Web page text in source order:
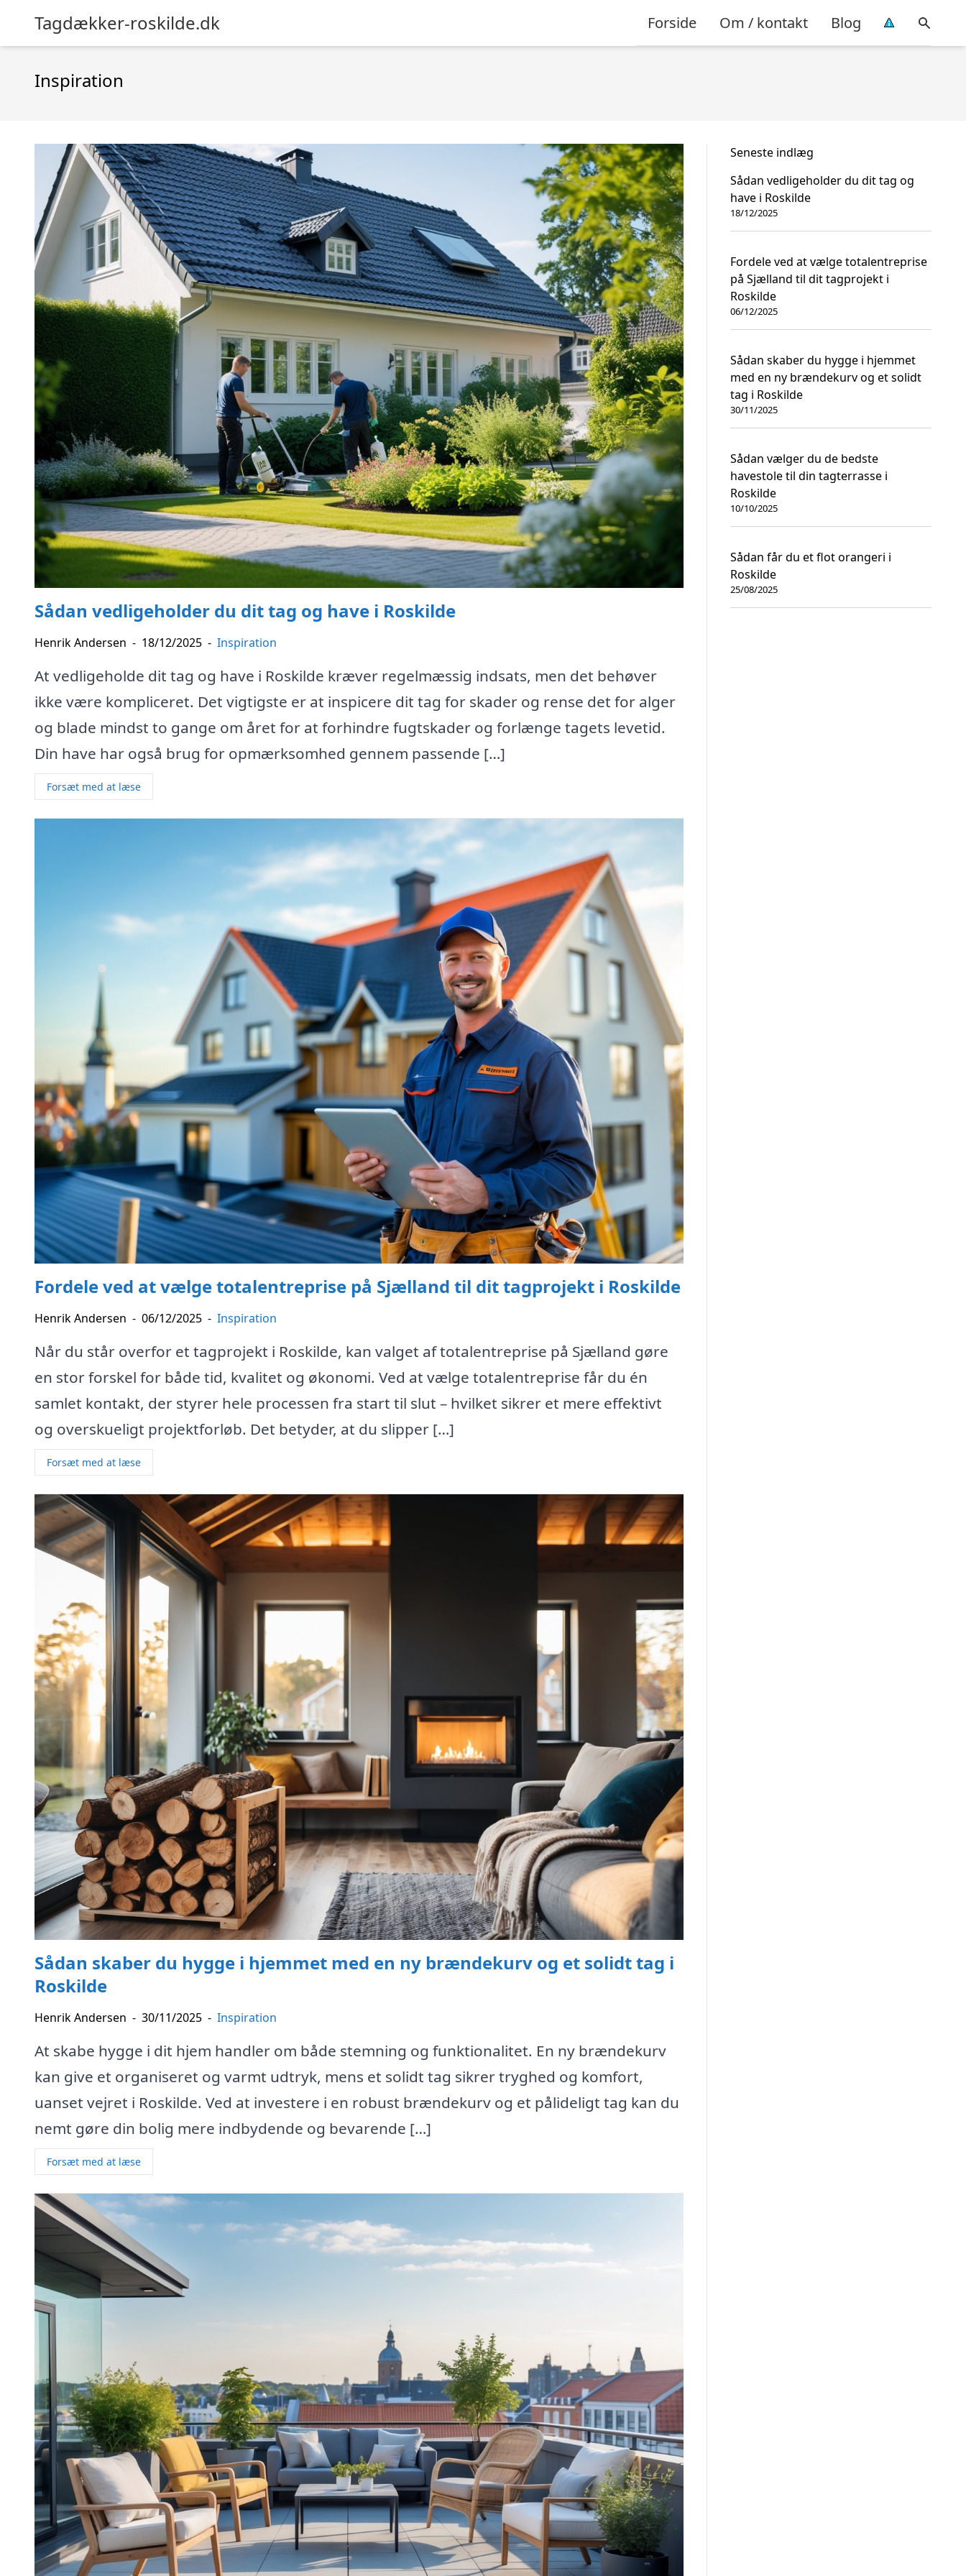
Tagdækker-roskilde.dk Forside Om / kontakt Blog
Inspiration
Sådan vedligeholder du dit tag og have i Roskilde
Henrik Andersen - 18/12/2025 - Inspiration
At vedligeholde dit tag og have i Roskilde kræver regelmæssig indsats, men det behøver
ikke være kompliceret. Det vigtigste er at inspicere dit tag for skader og rense det for alger
og blade mindst to gange om året for at forhindre fugtskader og forlænge tagets levetid.
Din have har også brug for opmærksomhed gennem passende […]
Forsæt med at læse
Fordele ved at vælge totalentreprise på Sjælland til dit tagprojekt i Roskilde
Henrik Andersen - 06/12/2025 - Inspiration
Når du står overfor et tagprojekt i Roskilde, kan valget af totalentreprise på Sjælland gøre
en stor forskel for både tid, kvalitet og økonomi. Ved at vælge totalentreprise får du én
samlet kontakt, der styrer hele processen fra start til slut – hvilket sikrer et mere effektivt
og overskueligt projektforløb. Det betyder, at du slipper […]
Forsæt med at læse
Sådan skaber du hygge i hjemmet med en ny brændekurv og et solidt tag i
Roskilde
Henrik Andersen - 30/11/2025 - Inspiration
At skabe hygge i dit hjem handler om både stemning og funktionalitet. En ny brændekurv
kan give et organiseret og varmt udtryk, mens et solidt tag sikrer tryghed og komfort,
uanset vejret i Roskilde. Ved at investere i en robust brændekurv og et pålideligt tag kan du
nemt gøre din bolig mere indbydende og bevarende […]
Forsæt med at læse
Seneste indlæg
Sådan vedligeholder du dit tag og
have i Roskilde
18/12/2025
Fordele ved at vælge totalentreprise
på Sjælland til dit tagprojekt i
Roskilde
06/12/2025
Sådan skaber du hygge i hjemmet
med en ny brændekurv og et solidt
tag i Roskilde
30/11/2025
Sådan vælger du de bedste
havestole til din tagterrasse i
Roskilde
10/10/2025
Sådan får du et flot orangeri i
Roskilde
25/08/2025